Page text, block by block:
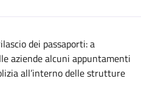
dei passaporti: a
aziende alcuni appuntamenti
all’interno delle strutture